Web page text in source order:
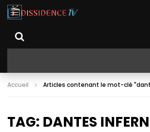
Accueil Articles contenant le mot-clé
TAG: DANTES